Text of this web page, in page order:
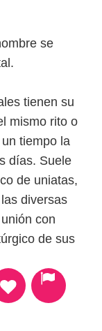
se
tienen su
mismo rito o
tiempo la
días. Suele
de uniatas,
diversas
con
de sus